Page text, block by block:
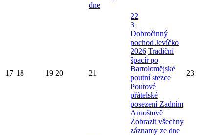
dne
17 18 19 20 21
22
3
Dobročinný
pochod Jevíčko
2026 Tradiční
špacír po
Bartolomějské
poutní stezce
Poutové
přátelské
posezení Zadním
Arnoštově
Zobrazit všechny
záznamy ze dne
23